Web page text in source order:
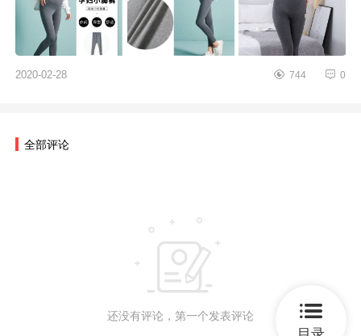
2020-02-28 744 0
全部评论
还没有评论，第一个发表评论